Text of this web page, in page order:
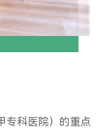
专科医院）的重点